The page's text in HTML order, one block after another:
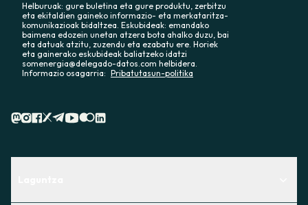
Helburuak: gure buletina eta gure produktu, zerbitzu
eta ekitaldien gaineko informazio- eta merkataritza-
komunikazioak bidaltzea. Eskubideak: emandako
baimena edozein unetan atzera bota ahalko duzu, bai
eta datuak atzitu, zuzendu eta ezabatu ere. Horiek
eta gainerako eskubideak baliatzeko idatzi
somenergia@delegado-datos.com helbidera.
Informazio osagarria: Pribatutasun-politika